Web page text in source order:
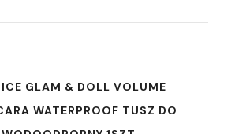
GLAM & DOLL VOLUME
WATERPROOF TUSZ DO